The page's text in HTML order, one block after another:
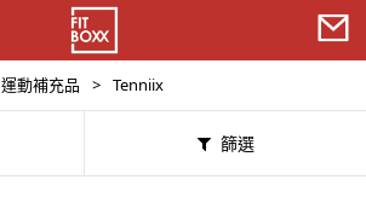
運動補充品 > Tenniix
篩選